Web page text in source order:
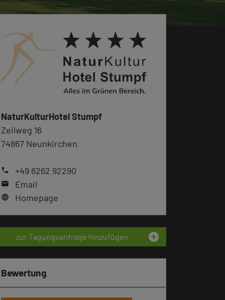
NaturKulturHotel Stumpf
Zeilweg 16
74867 Neunkirchen
phone +49 6262 92290
mail Email
language Homepage
zur Tagungsanfrage hinzufügen add_circle
Bewertung